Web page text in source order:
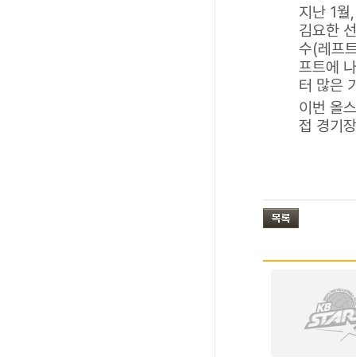
지난 1
김요한
수(레프
프트에
터 많은
이번 올
접 경기